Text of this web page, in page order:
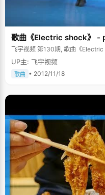
歌曲《Electric shock》 -
飞宇视频 第130期, 歌曲《
UP主: 飞宇视频
歌曲 • 2012/11/18